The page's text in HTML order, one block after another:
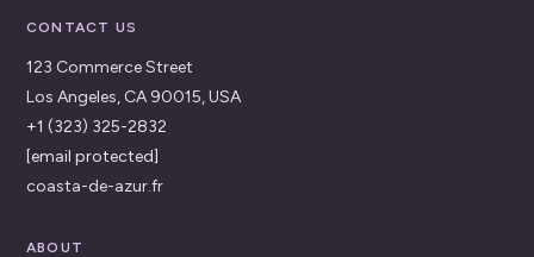
CONTACT US
123 Commerce Street
Los Angeles, CA 90015, USA
+1 (323) 325-2832
[email protected]
coasta-de-azur.fr
ABOUT